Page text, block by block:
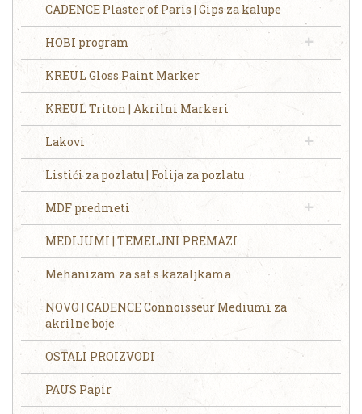
CADENCE Plaster of Paris | Gips za kalupe
HOBI program
KREUL Gloss Paint Marker
KREUL Triton | Akrilni Markeri
Lakovi
Listići za pozlatu | Folija za pozlatu
MDF predmeti
MEDIJUMI | TEMELJNI PREMAZI
Mehanizam za sat s kazaljkama
NOVO | CADENCE Connoisseur Mediumi za
akrilne boje
OSTALI PROIZVODI
PAUS Papir